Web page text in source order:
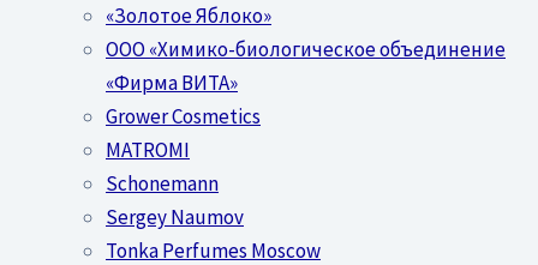
«Золотое Яблоко»
OOO «Химико-биологическое объединение
«Фирма ВИТА»
Grower Cosmetics
MATROMI
Schonemann
Sergey Naumov
Tonka Perfumes Moscow